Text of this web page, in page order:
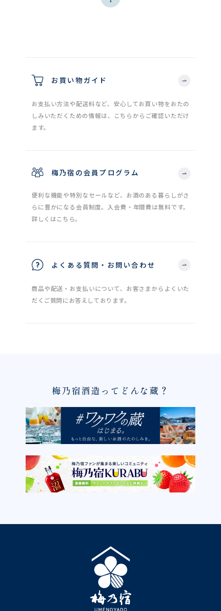
お買い物ガイド
お支払い方法や配送料など、安心してお買い物をおたの
しみいただくための情報は、こちらからご確認いただけ
ます。
梅乃宿の会員プログラム
便利な機能や特別なセールなど、お酒のある暮らしがさ
らに豊かになる会員制度。入会費・年間費は無料です。
詳しくはこちら。
よくある質問・お問い合わせ
商品や配送・お支払いについて、お客さまからよくいた
だくご質問にお答えしております。
梅乃宿酒造ってどんな蔵？